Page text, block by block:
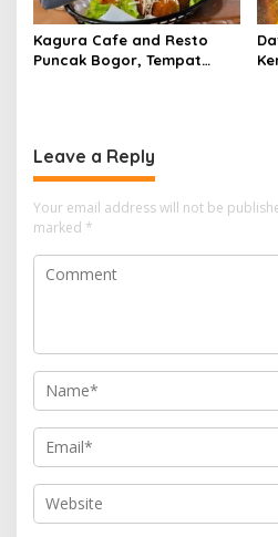
Kagura Cafe and Resto
Puncak Bogor, Tempat
Leave a Reply
Your email address will not be
marked *